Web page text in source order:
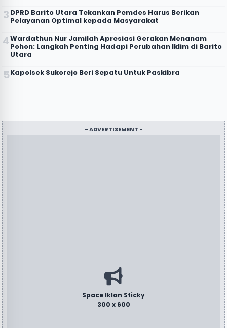
DPRD Barito Utara Tekankan Pemdes Harus Berikan
Pelayanan Optimal kepada Masyarakat
Wardathun Nur Jamilah Apresiasi Gerakan Menanam
Pohon: Langkah Penting Hadapi Perubahan Iklim di Barito
Utara
Kapolsek Sukorejo Beri Sepatu Untuk Paskibra
- ADVERTISEMENT -
Space Iklan Sticky
300 x 600